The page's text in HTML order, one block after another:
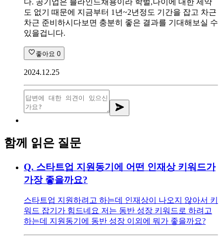
도 없기 때문에 지금부터 1년~2년정도 기간을 잡고 차근
차근 준비하시다보면 충분히 좋은 결과를 기대해보실 수
있을겁니다.
좋아요 0
2024.12.25
함께 읽은 질문
Q. 스타트업 지원동기에 어떤 인재상 키워드가
가장 좋을까요?
스타트업 지원하려고 하는데 인재상이 나오지 않아서 키
워드 잡기가 힘드네요 저는 동반 성장 키워드로 하려고
하는데 지원동기에 동반 성장 이외에 뭐가 좋을까요?